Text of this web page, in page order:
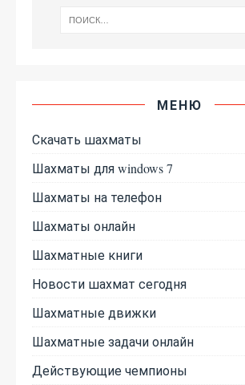
МЕНЮ
Скачать шахматы
Шахматы для windows 7
Шахматы на телефон
Шахматы онлайн
Шахматные книги
Новости шахмат сегодня
Шахматные движки
Шахматные задачи онлайн
Действующие чемпионы